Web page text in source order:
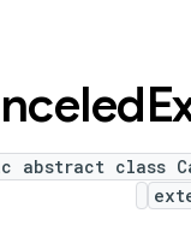
abstract class